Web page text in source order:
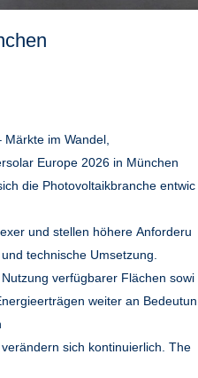
im Wandel,
Europe 2026 in München
die Photovoltaikbranche entwic
und stellen höhere Anforderu
technische Umsetzung.
verfügbarer Flächen sowi
weiter an Bedeutun
sich kontinuierlich. The